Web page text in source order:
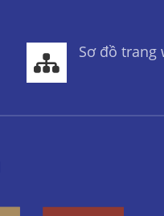
Sơ đồ trang